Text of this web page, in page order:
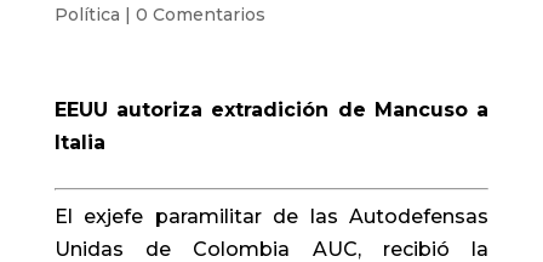
Política | 0 Comentarios
EEUU autoriza extradición de Mancuso a
Italia
El exjefe paramilitar de las Autodefensas
Unidas de Colombia AUC, recibió la